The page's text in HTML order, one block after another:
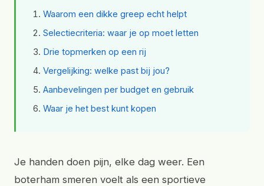
Waarom een dikke greep echt helpt
Selectiecriteria: waar je op moet letten
Drie topmerken op een rij
Vergelijking: welke past bij jou?
Aanbevelingen per budget en gebruik
Waar je het best kunt kopen
Je handen doen pijn, elke dag weer. Een
boterham smeren voelt als een sportieve